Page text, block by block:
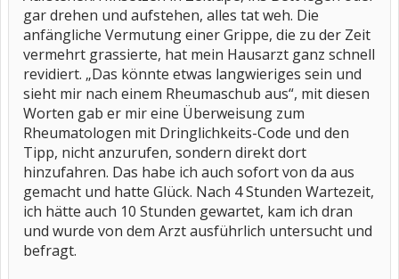
gar drehen und aufstehen, alles tat weh. Die
anfängliche Vermutung einer Grippe, die zu der Zeit
vermehrt grassierte, hat mein Hausarzt ganz schnell
revidiert. „Das könnte etwas langwieriges sein und
sieht mir nach einem Rheumaschub aus“, mit diesen
Worten gab er mir eine Überweisung zum
Rheumatologen mit Dringlichkeits-Code und den
Tipp, nicht anzurufen, sondern direkt dort
hinzufahren. Das habe ich auch sofort von da aus
gemacht und hatte Glück. Nach 4 Stunden Wartezeit,
ich hätte auch 10 Stunden gewartet, kam ich dran
und wurde von dem Arzt ausführlich untersucht und
befragt.